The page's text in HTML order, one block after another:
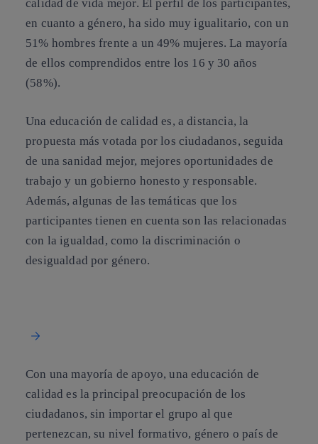
calidad de vida mejor. El perfil de los participantes,
en cuanto a género, ha sido muy igualitario, con un
51% hombres frente a un 49% mujeres. La mayoría
de ellos comprendidos entre los 16 y 30 años
(58%).
Una educación de calidad es, a distancia, la
propuesta más votada por los ciudadanos, seguida
de una sanidad mejor, mejores oportunidades de
trabajo y un gobierno honesto y responsable.
Además, algunas de las temáticas que los
participantes tienen en cuenta son las relacionadas
con la igualdad, como la discriminación o
desigualdad por género.
Con una mayoría de apoyo, una educación de
calidad es la principal preocupación de los
ciudadanos, sin importar el grupo al que
pertenezcan, su nivel formativo, género o país de